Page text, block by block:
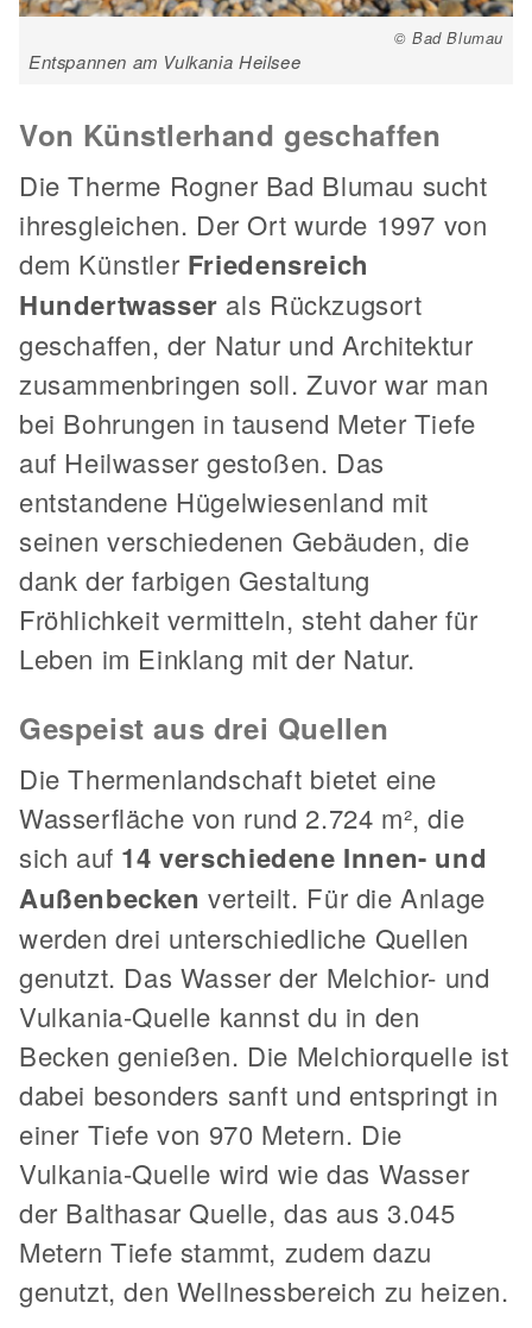
© Bad Blumau
Entspannen am Vulkania Heilsee
Von Künstlerhand geschaffen
Die Therme Rogner Bad Blumau sucht
ihresgleichen. Der Ort wurde 1997 von
dem Künstler Friedensreich
Hundertwasser als Rückzugsort
geschaffen, der Natur und Architektur
zusammenbringen soll. Zuvor war man
bei Bohrungen in tausend Meter Tiefe
auf Heilwasser gestoßen. Das
entstandene Hügelwiesenland mit
seinen verschiedenen Gebäuden, die
dank der farbigen Gestaltung
Fröhlichkeit vermitteln, steht daher für
Leben im Einklang mit der Natur.
Gespeist aus drei Quellen
Die Thermenlandschaft bietet eine
Wasserfläche von rund 2.724 m², die
sich auf 14 verschiedene Innen- und
Außenbecken verteilt. Für die Anlage
werden drei unterschiedliche Quellen
genutzt. Das Wasser der Melchior- und
Vulkania-Quelle kannst du in den
Becken genießen. Die Melchiorquelle ist
dabei besonders sanft und entspringt in
einer Tiefe von 970 Metern. Die
Vulkania-Quelle wird wie das Wasser
der Balthasar Quelle, das aus 3.045
Metern Tiefe stammt, zudem dazu
genutzt, den Wellnessbereich zu heizen.